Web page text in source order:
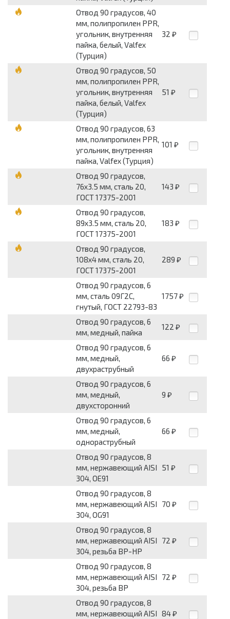
Отвод 90 градусов, 40
мм, полипропилен PPR,
угольник, внутренняя
пайка, белый, Valfex
(Турция)
32 ₽
Отвод 90 градусов, 50
мм, полипропилен PPR,
угольник, внутренняя
пайка, белый, Valfex
(Турция)
51 ₽
Отвод 90 градусов, 63
мм, полипропилен PPR,
угольник, внутренняя
пайка, Valfex (Турция)
101 ₽
Отвод 90 градусов,
76x3.5 мм, сталь 20,
ГОСТ 17375-2001
143 ₽
Отвод 90 градусов,
89x3.5 мм, сталь 20,
ГОСТ 17375-2001
183 ₽
Отвод 90 градусов,
108x4 мм, сталь 20,
ГОСТ 17375-2001
289 ₽
Отвод 90 градусов, 6
мм, сталь 09Г2С,
гнутый, ГОСТ 22793-83
1757 ₽
Отвод 90 градусов, 6
мм, медный, пайка
122 ₽
Отвод 90 градусов, 6
мм, медный,
двухраструбный
66 ₽
Отвод 90 градусов, 6
мм, медный,
двухсторонний
9 ₽
Отвод 90 градусов, 6
мм, медный,
однораструбный
66 ₽
Отвод 90 градусов, 8
мм, нержавеющий AISI
304, OE91
51 ₽
Отвод 90 градусов, 8
мм, нержавеющий AISI
304, OG91
70 ₽
Отвод 90 градусов, 8
мм, нержавеющий AISI
304, резьба ВР-НР
72 ₽
Отвод 90 градусов, 8
мм, нержавеющий AISI
304, резьба ВР
72 ₽
Отвод 90 градусов, 8
мм, нержавеющий AISI 84 ₽